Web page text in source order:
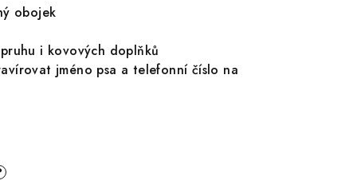
obojek
i kovových doplňků
jméno psa a telefonní číslo na